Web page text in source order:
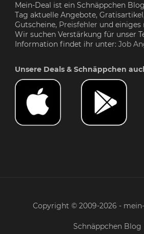
Mein-Deal ist ein Schnäppchen
Tag aktuelle Angebote,
Gutscheine, Preisfehler und einiges
Wir suchen Verstärkung für unser
Information findet ihr unter: Job
Unsere Deals & Schnäppchen
Copyright © 2009-2026 -
Schnäppchen Blog